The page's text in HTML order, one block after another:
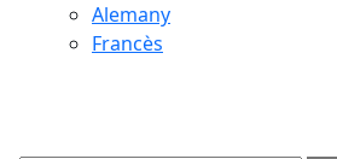
Alemany
Francès